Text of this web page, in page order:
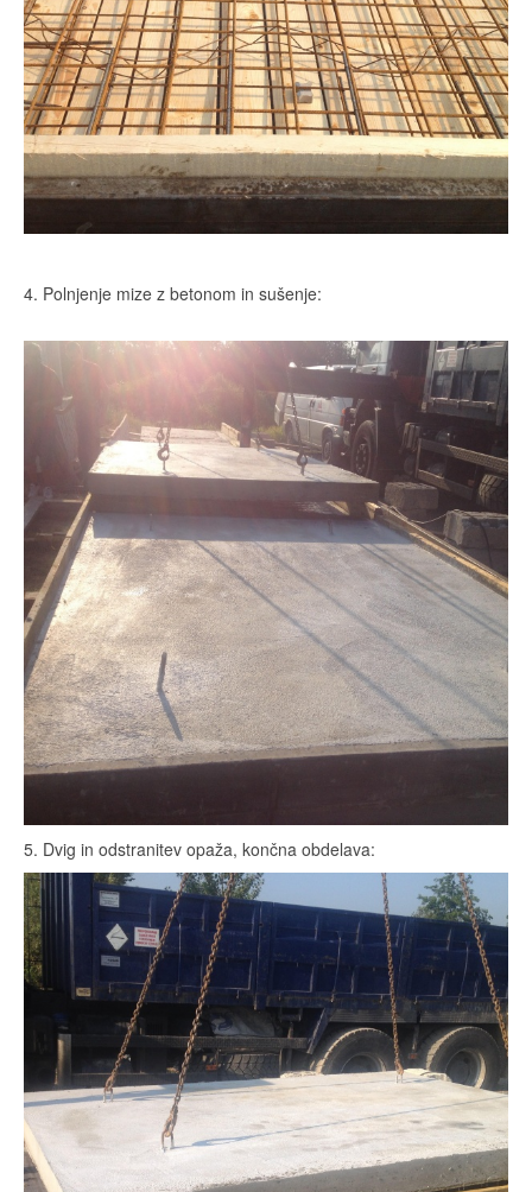
4. Polnjenje mize z betonom in sušenje:
5. Dvig in odstranitev opaža, končna obdelava: